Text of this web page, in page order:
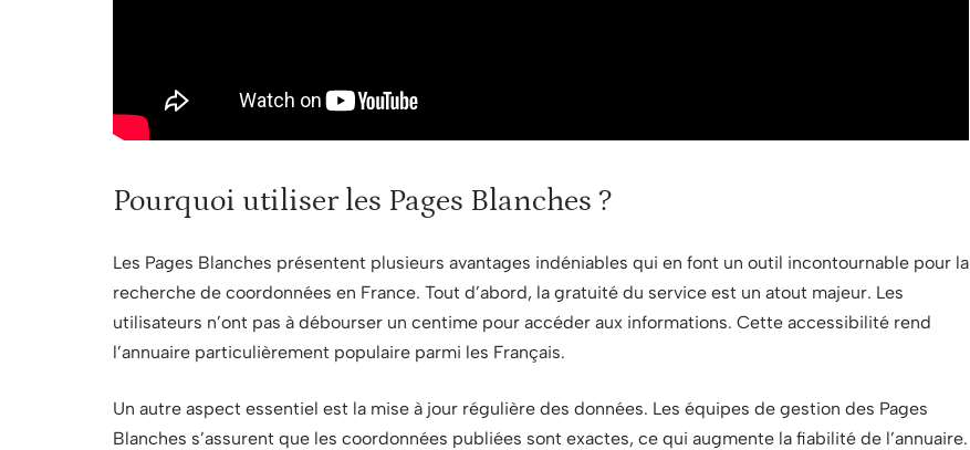
Pourquoi utiliser les Pages Blanches ?
Les Pages Blanches présentent plusieurs avantages indéniables qui en font un outil incontournable pour la
recherche de coordonnées en France. Tout d’abord, la gratuité du service est un atout majeur. Les
utilisateurs n’ont pas à débourser un centime pour accéder aux informations. Cette accessibilité rend
l’annuaire particulièrement populaire parmi les Français.
Un autre aspect essentiel est la mise à jour régulière des données. Les équipes de gestion des Pages
Blanches s’assurent que les coordonnées publiées sont exactes, ce qui augmente la fiabilité de l’annuaire.